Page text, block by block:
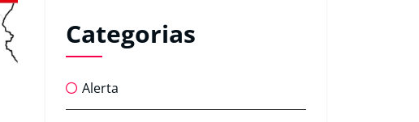
Categorias
Alerta